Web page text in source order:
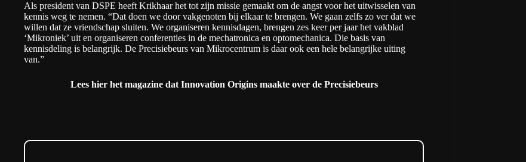
Als president van DSPE heeft Krikhaar het tot zijn missie gemaakt om de angst voor het uitwisselen van
kennis weg te nemen. “Dat doen we door vakgenoten bij elkaar te brengen. We gaan zelfs zo ver dat we
willen dat ze vriendschap sluiten. We organiseren kennisdagen, brengen zes keer per jaar het vakblad
‘Mikroniek’ uit en organiseren conferenties in de mechatronica en optomechanica. Die basis van
kennisdeling is belangrijk. De Precisiebeurs van Mikrocentrum is daar ook een hele belangrijke uiting
van.”
Lees hier het magazinedat Innovation Origins maakte over de Precisiebeurs